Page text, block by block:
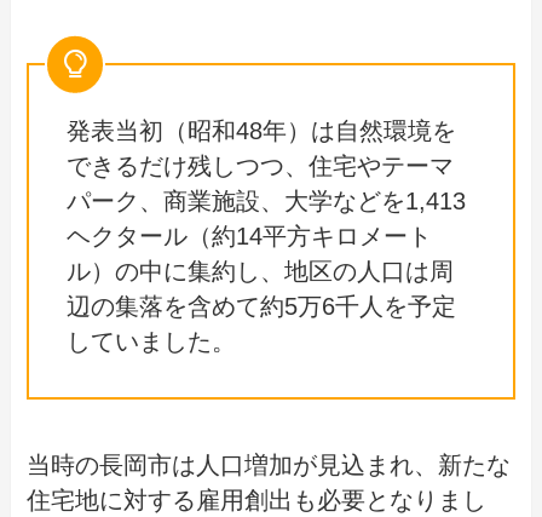
発表当初（昭和48年）は自然環境を
できるだけ残しつつ、住宅やテーマ
パーク、商業施設、大学などを1,413
ヘクタール（約14平方キロメート
ル）の中に集約し、地区の人口は周
辺の集落を含めて約5万6千人を予定
していました。
当時の長岡市は人口増加が見込まれ、新たな
住宅地に対する雇用創出も必要となりまし